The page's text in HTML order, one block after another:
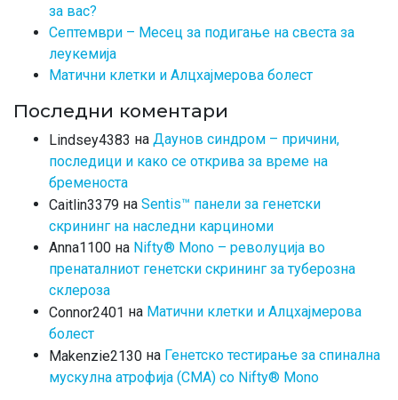
за вас?
Септември – Месец за подигање на свеста за
леукемија
Матични клетки и Алцхајмерова болест
Последни коментари
Lindsey4383 на Даунов синдром – причини,
последици и како се открива за време на
бременоста
Caitlin3379 на Sentis™ панели за генетски
скрининг на наследни карциноми
Anna1100 на Nifty® Mono – револуција во
пренаталниот генетски скрининг за туберозна
склероза
Connor2401 на Матични клетки и Алцхајмерова
болест
Makenzie2130 на Генетско тестирање за спинална
мускулна атрофија (СМА) со Nifty® Mono